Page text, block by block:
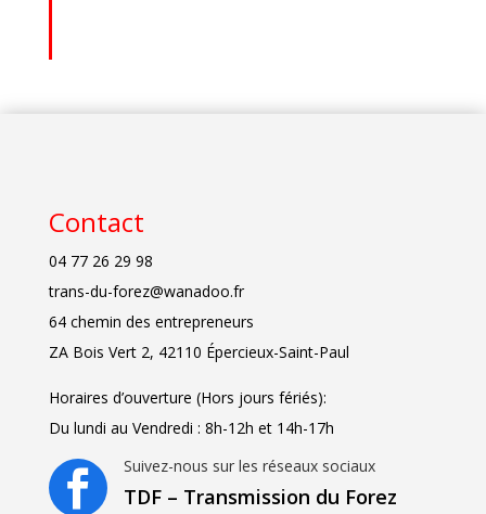
Contact
04 77 26 29 98
trans-du-forez@wanadoo.fr
64 chemin des entrepreneurs
ZA Bois Vert 2, 42110 Épercieux-Saint-Paul
Horaires d’ouverture (Hors jours fériés):
Du lundi au Vendredi : 8h-12h et 14h-17h

Suivez-nous sur les réseaux sociaux
TDF – Transmission du Forez